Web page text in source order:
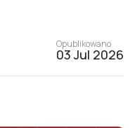
Opublikowano
03 Jul 2026